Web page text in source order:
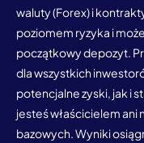
waluty (Forex) i
poziomem ryzyka i
początkowy depozyt.
dla wszystkich
potencjalne zyski, jak i
jesteś właścicielem ani
bazowych. Wyniki